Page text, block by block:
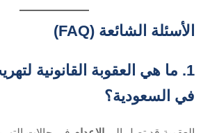
الأسئلة الشائعة (FAQ)
1. ما هي العقوبة القانونية
في السعودية؟